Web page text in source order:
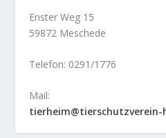
Enster Weg 15
59872 Meschede
Telefon: 0291/1776
Mail:
tierheim@tierschutzverein-